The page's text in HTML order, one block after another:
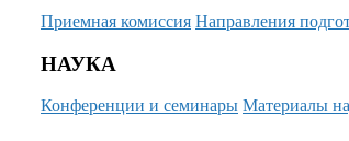
Приемная комиссия Направления
НАУКА
Конференции и семинары Материалы